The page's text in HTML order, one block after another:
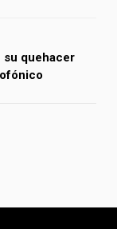
su quehacer